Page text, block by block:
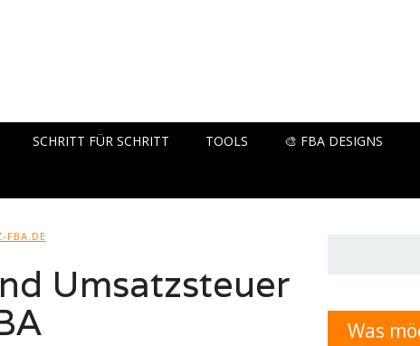
SCHRITT FÜR SCHRITT TOOLS 🎨 FBA DESIGNS
FBA.DE
Umsatzsteuer
Was